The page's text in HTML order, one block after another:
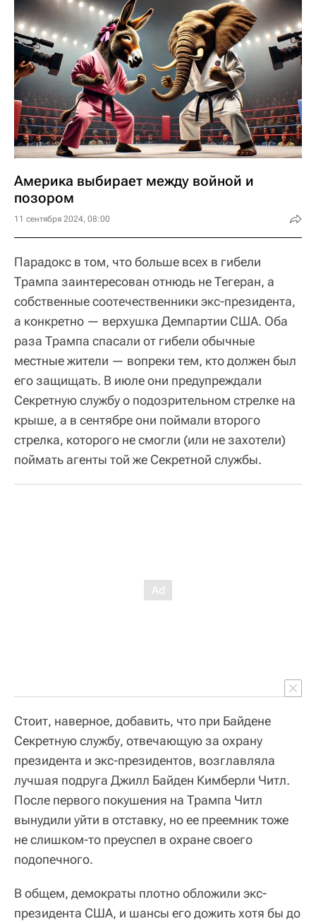
Америка выбирает между войной и
позором
11 сентября 2024, 08:00
Парадокс в том, что больше всех в гибели
Трампа заинтересован отнюдь не Тегеран, а
собственные соотечественники экс-президента,
а конкретно — верхушка Демпартии США. Оба
раза Трампа спасали от гибели обычные
местные жители — вопреки тем, кто должен был
его защищать. В июле они предупреждали
Секретную службу о подозрительном стрелке на
крыше, а в сентябре они поймали второго
стрелка, которого не смогли (или не захотели)
поймать агенты той же Секретной службы.
Стоит, наверное, добавить, что при Байдене
Секретную службу, отвечающую за охрану
президента и экс-президентов, возглавляла
лучшая подруга Джилл Байден Кимберли Читл.
После первого покушения на Трампа Читл
вынудили уйти в отставку, но ее преемник тоже
не слишком-то преуспел в охране своего
подопечного.
В общем, демократы плотно обложили экс-
президента США, и шансы его дожить хотя бы до